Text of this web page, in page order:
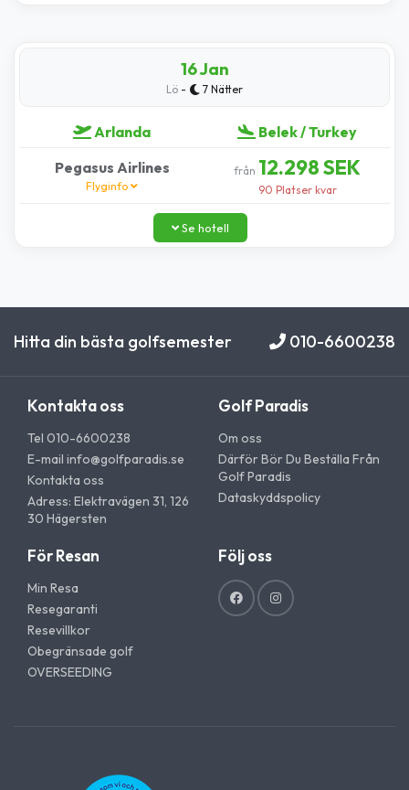
16 Jan
Lö - 7 Nätter
Arlanda
Belek / Turkey
Pegasus Airlines
Flyginfo
från 12.298 SEK
90 Platser kvar
Se hotell
Hitta din bästa golfsemester 010-6600238
Kontakta oss
Tel 010-6600238
E-mail info@golfparadis.se
Kontakta oss
Adress: Elektravägen 31, 126
30 Hägersten
Golf Paradis
Om oss
Därför Bör Du Beställa Från
Golf Paradis
Dataskyddspolicy
För Resan
Min Resa
Resegaranti
Resevillkor
Obegränsade golf
OVERSEEDING
Följ oss